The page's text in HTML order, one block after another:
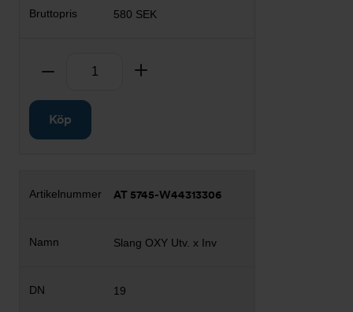
580 SEK
Ta bort
Köp
AT 5745-W44313306
Slang OXY Utv. x Inv
19